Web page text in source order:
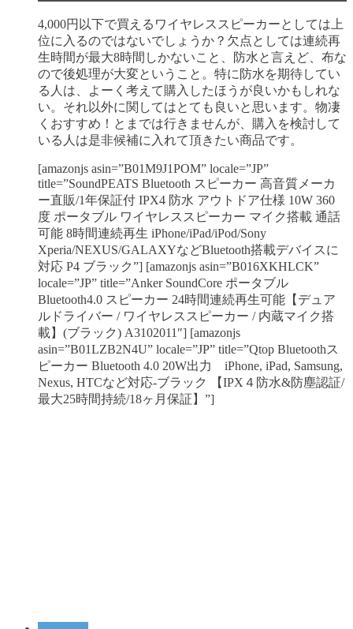
4,000円以下で買えるワイヤレススピーカーとしては上
位に入るのではないでしょうか？欠点としては連続再
生時間が最大8時間しかないこと、防水と言えど、布な
ので後処理が大変ということ。特に防水を期待してい
る人は、よーく考えて購入したほうが良いかもしれな
い。それ以外に関してはとても良いと思います。物凄
くおすすめ！とまでは行きませんが、購入を検討して
いる人は是非候補に入れて頂きたい商品です。
[amazonjs asin=”B01M9J1POM” locale=”JP”
title=”SoundPEATS Bluetooth スピーカー 高音質メーカ
ー直販/1年保証付 IPX4 防水 アウトドア仕様 10W 360
度 ポータブル ワイヤレススピーカー マイク搭載 通話
可能 8時間連続再生 iPhone/iPad/iPod/Sony
Xperia/NEXUS/GALAXYなどBluetooth搭載デバイスに
対応 P4 ブラック”] [amazonjs asin=”B016XKHLCK”
locale=”JP” title=”Anker SoundCore ポータブル
Bluetooth4.0 スピーカー 24時間連続再生可能【デュア
ルドライバー / ワイヤレススピーカー / 内蔵マイク搭
載】(ブラック) A3102011″] [amazonjs
asin=”B01LZB2N4U” locale=”JP” title=”Qtop Bluetoothス
ピーカー Bluetooth 4.0 20W出力 iPhone, iPad, Samsung,
Nexus, HTCなど対応-ブラック 【IPX４防水&防塵認証/
最大25時間持続/18ヶ月保証】”]